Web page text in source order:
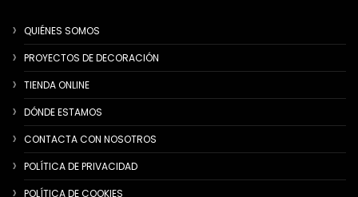
QUIÉNES SOMOS
PROYECTOS DE DECORACIÓN
TIENDA ONLINE
DÓNDE ESTAMOS
CONTACTA CON NOSOTROS
POLÍTICA DE PRIVACIDAD
POLÍTICA DE COOKIES